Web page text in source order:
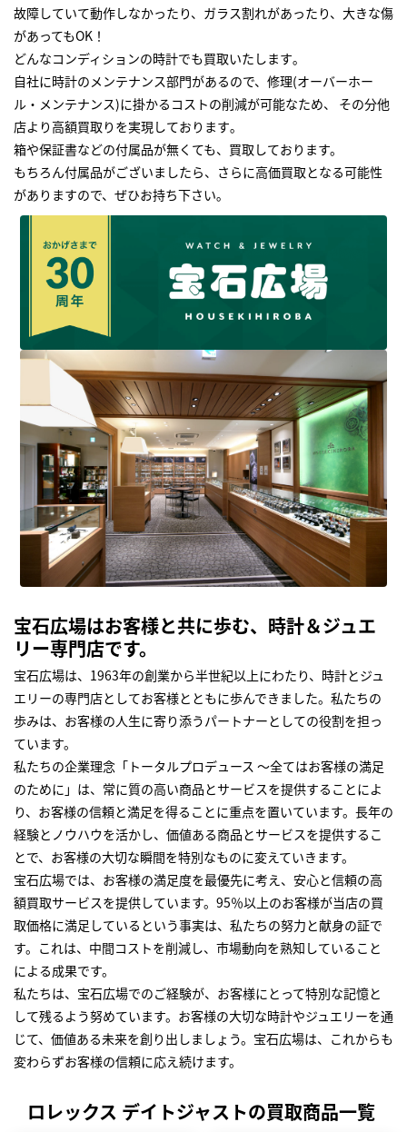
故障していて動作しなかったり、ガラス割れがあったり、大きな傷
があってもOK！
どんなコンディションの時計でも買取いたします｡
自社に時計のメンテナンス部門があるので、修理(オーバーホー
ル・メンテナンス)に掛かるコストの削減が可能なため、 その分他
店より高額買取りを実現しております｡
箱や保証書などの付属品が無くても、買取しております。
もちろん付属品がございましたら、さらに高価買取となる可能性
がありますので、ぜひお持ち下さい｡
宝石広場はお客様と共に歩む、時計＆ジュエ
リー専門店です。
宝石広場は、1963年の創業から半世紀以上にわたり、時計とジュ
エリーの専門店としてお客様とともに歩んできました。私たちの
歩みは、お客様の人生に寄り添うパートナーとしての役割を担っ
ています。
私たちの企業理念「トータルプロデュース ～全てはお客様の満足
のために」は、常に質の高い商品とサービスを提供することによ
り、お客様の信頼と満足を得ることに重点を置いています。長年の
経験とノウハウを活かし、価値ある商品とサービスを提供するこ
とで、お客様の大切な瞬間を特別なものに変えていきます。
宝石広場では、お客様の満足度を最優先に考え、安心と信頼の高
額買取サービスを提供しています。95％以上のお客様が当店の買
取価格に満足しているという事実は、私たちの努力と献身の証で
す。これは、中間コストを削減し、市場動向を熟知していること
による成果です。
私たちは、宝石広場でのご経験が、お客様にとって特別な記憶と
して残るよう努めています。お客様の大切な時計やジュエリーを通
じて、価値ある未来を創り出しましょう。宝石広場は、これからも
変わらずお客様の信頼に応え続けます。
ロレックス デイトジャストの買取商品一覧